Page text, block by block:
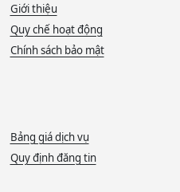
Giới thiệu
Quy chế hoạt động
Chính sách bảo mật
Bảng giá dịch vụ
Quy định đăng tin